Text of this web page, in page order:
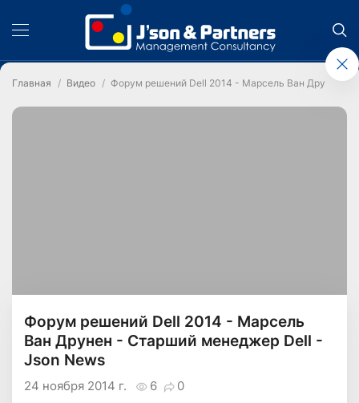
Главная Видео Форум решений Dell 2014 - Марсель Ван Друнен -
Форум решений Dell 2014 - Марсель
Ван Друнен - Старший менеджер Dell -
Json News
6 0
24 ноября 2014 г.